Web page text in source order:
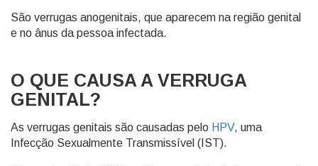
São verrugas anogenitais, que aparecem na região genital
e no ânus da pessoa infectada.
O QUE CAUSA A VERRUGA
GENITAL?
As verrugas genitais são causadas pelo HPV, uma
Infecção Sexualmente Transmissível (IST).